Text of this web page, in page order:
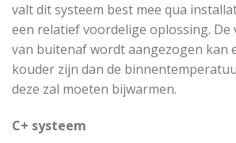
valt dit systeem best mee qua
een relatief voordelige oplossing. De
van buitenaf wordt aangezogen kan
kouder zijn dan de
deze zal moeten bijwarmen.
C+ systeem